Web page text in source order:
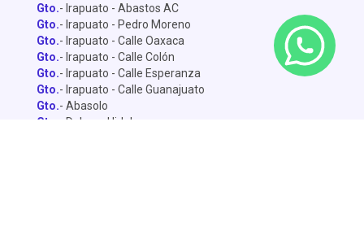
Gto.- Irapuato - Abastos AC
Gto.- Irapuato - Pedro Moreno
Gto.- Irapuato - Calle Oaxaca
Gto.- Irapuato - Calle Colón
Gto.- Irapuato - Calle Esperanza
Gto.- Irapuato - Calle Guanajuato
Gto.- Abasolo
Gto.
- Dolores Hidalgo